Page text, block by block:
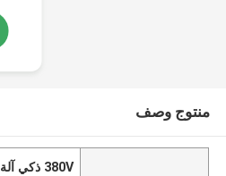
منتوج وصف